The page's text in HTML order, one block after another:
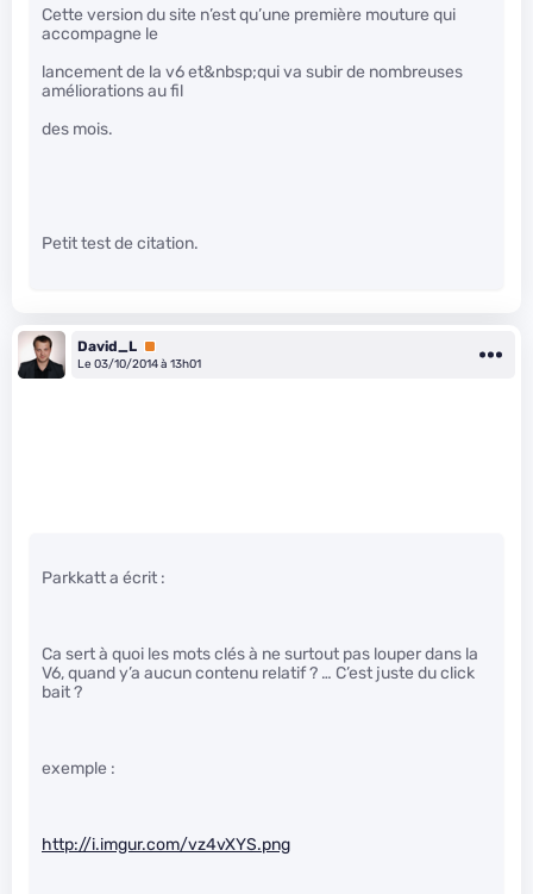
Cette version du site n’est qu’une première mouture qui
accompagne le
lancement de la v6 et&nbsp;qui va subir de nombreuses
améliorations au fil
des mois.
Petit test de citation.
David_L Premium
Le 03/10/2014 à 13h01
Parkkatt a écrit :
Ca sert à quoi les mots clés à ne surtout pas louper dans la
V6, quand y’a aucun contenu relatif ? … C’est juste du click
bait ?
exemple :
http://i.imgur.com/vz4vXYS.png